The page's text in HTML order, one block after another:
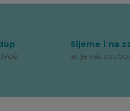
šijeme i na
ať je váš